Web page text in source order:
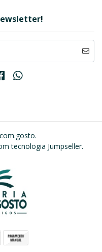
tecnologia Jumpseller.